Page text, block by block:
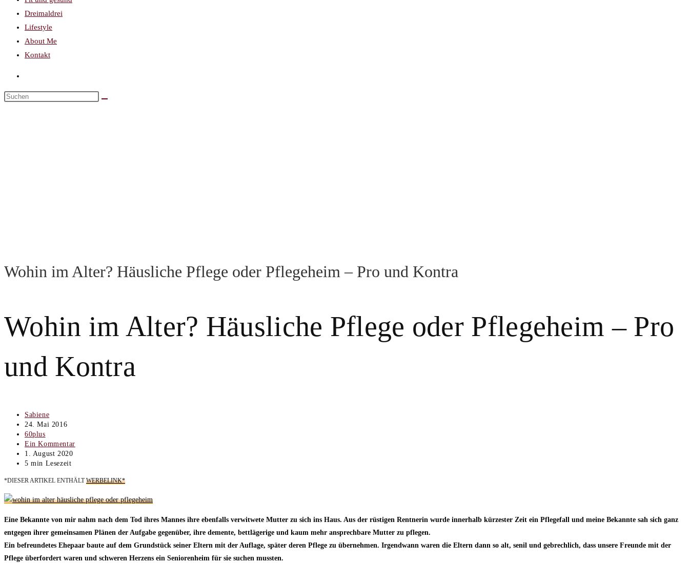
Dreimaldrei
Lifestyle
About Me
Kontakt
Wohin im Alter? Häusliche Pflege oder Pflegeheim – Pro und Kontra
Wohin im Alter? Häusliche Pflege oder Pflegeheim – Pro
und Kontra
Beitrags-
Autor:
Sabiene
Beitrag
veröffentlicht:
24. Mai 2016
Beitrags-
Kategorie:
60plus
Beitrags-
Kommentare:
Ein Kommentar
Beitrag
zuletzt
am:
1. August 2020
Lesedauer:
5 min Lesezeit
*DIESER ARTIKEL ENTHÄLTWERBELINK*
Eine Bekannte von mir nahm nach dem Tod ihres Mannes ihre ebenfalls verwitwete Mutter zu sich ins Haus. Aus der rüstigen Rentnerin wurde innerhalb kürzester Zeit ein Pflegefall und meine Bekannte sah sich ganz
entgegen ihrer gemeinsamen Plänen der Aufgabe gegenüber, ihre demente, bettlägerige und kaum mehr ansprechbare Mutter zu pflegen.
Ein befreundetes Ehepaar baute auf dem Grundstück seiner Eltern mit der Auflage, später deren Pflege zu übernehmen. Irgendwann waren die Eltern dann so alt, senil und gebrechlich, dass unsere Freunde mit der
Pflege überfordert waren und schweren Herzens ein Seniorenheim für sie suchen mussten.